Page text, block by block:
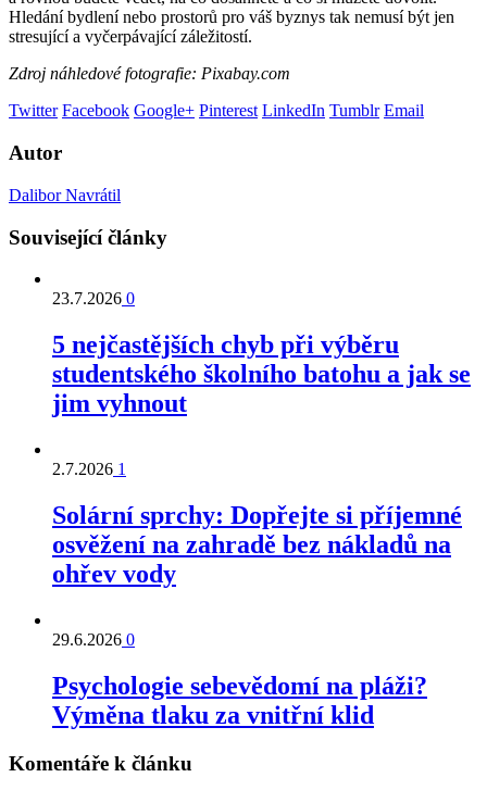
Hledání bydlení nebo prostorů pro váš byznys tak nemusí být jen
stresující a vyčerpávající záležitostí.
Zdroj náhledové fotografie: Pixabay.com
Twitter Facebook Google+ Pinterest LinkedIn Tumblr Email
Autor
Dalibor Navrátil
Související články
23.7.2026 0
5 nejčastějších chyb při výběru
studentského školního batohu a jak se
jim vyhnout
2.7.2026 1
Solární sprchy: Dopřejte si příjemné
osvěžení na zahradě bez nákladů na
ohřev vody
29.6.2026 0
Psychologie sebevědomí na pláži?
Výměna tlaku za vnitřní klid
Komentáře k článku